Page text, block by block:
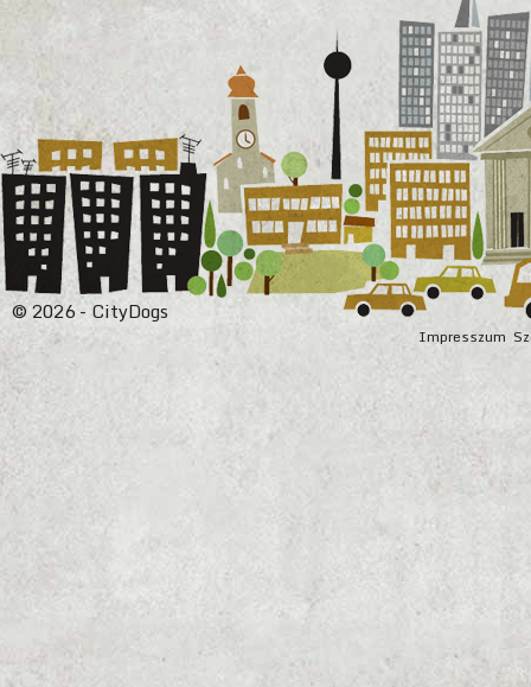
Impresszum
© 2026 - CityDogs